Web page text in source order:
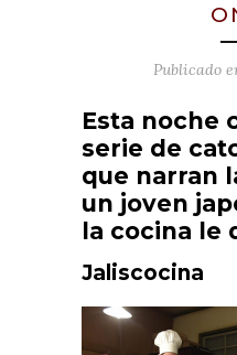
Publicado
Esta noche
serie de
que narran
un joven
la cocina le
Jaliscocina